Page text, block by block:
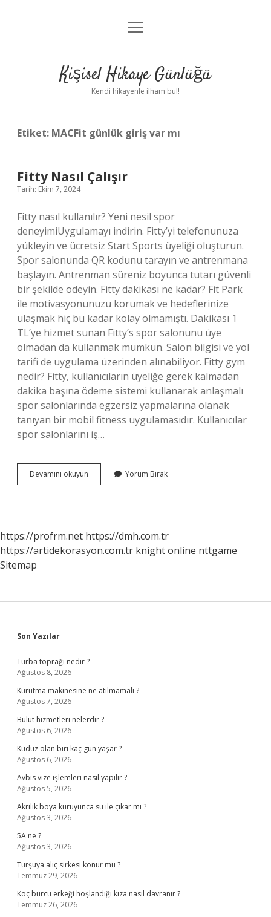
Anasayfa
Yasal Uyarı
menüyü
Kişisel Hikaye Günlüğü
Kendi hikayenle ilham bul!
Etiket: MACFit günlük giriş var mı
Fitty Nasıl Çalışır
Tarih: Ekim 7, 2024
Fitty nasıl kullanılır? Yeni nesil spor
deneyimiUygulamayı indirin. Fitty’yi telefonunuza
yükleyin ve ücretsiz Start Sports üyeliği oluşturun.
Spor salonunda QR kodunu tarayın ve antrenmana
başlayın. Antrenman süreniz boyunca tutarı güvenli
bir şekilde ödeyin. Fitty dakikası ne kadar? Fit Park
ile motivasyonunuzu korumak ve hedeflerinize
ulaşmak hiç bu kadar kolay olmamıştı. Dakikası 1
TL’ye hizmet sunan Fitty’s spor salonunu üye
olmadan da kullanmak mümkün. Salon bilgisi ve yol
tarifi de uygulama üzerinden alınabiliyor. Fitty gym
nedir? Fitty, kullanıcıların üyeliğe gerek kalmadan
dakika başına ödeme sistemi kullanarak anlaşmalı
spor salonlarında egzersiz yapmalarına olanak
tanıyan bir mobil fitness uygulamasıdır. Kullanıcılar
spor salonlarını iş…
Devamını okuyun
Nasıl
Yorum Bırak
https://profrm.net https://dmh.com.tr
https://artidekorasyon.com.tr knight online nttgame
Sitemap
Sidebar
Son Yazılar
Turba toprağı nedir ?
Ağustos 8, 2026
Kurutma makinesine ne atılmamalı ?
Ağustos 7, 2026
Bulut hizmetleri nelerdir ?
Ağustos 6, 2026
Kuduz olan biri kaç gün yaşar ?
Ağustos 6, 2026
Avbis vize işlemleri nasıl yapılır ?
Ağustos 5, 2026
Akrilik boya kuruyunca su ile çıkar mı ?
Ağustos 3, 2026
5A ne ?
Ağustos 3, 2026
Turşuya alıç sirkesi konur mu ?
Temmuz 29, 2026
Koç burcu erkeği hoşlandığı kıza nasıl davranır ?
Temmuz 26, 2026